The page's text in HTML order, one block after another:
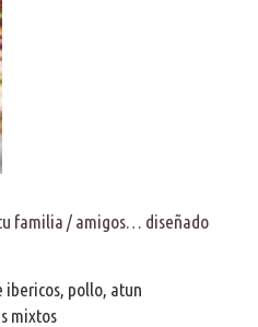
familia / amigos… diseñado
ibericos, pollo, atun
mixtos